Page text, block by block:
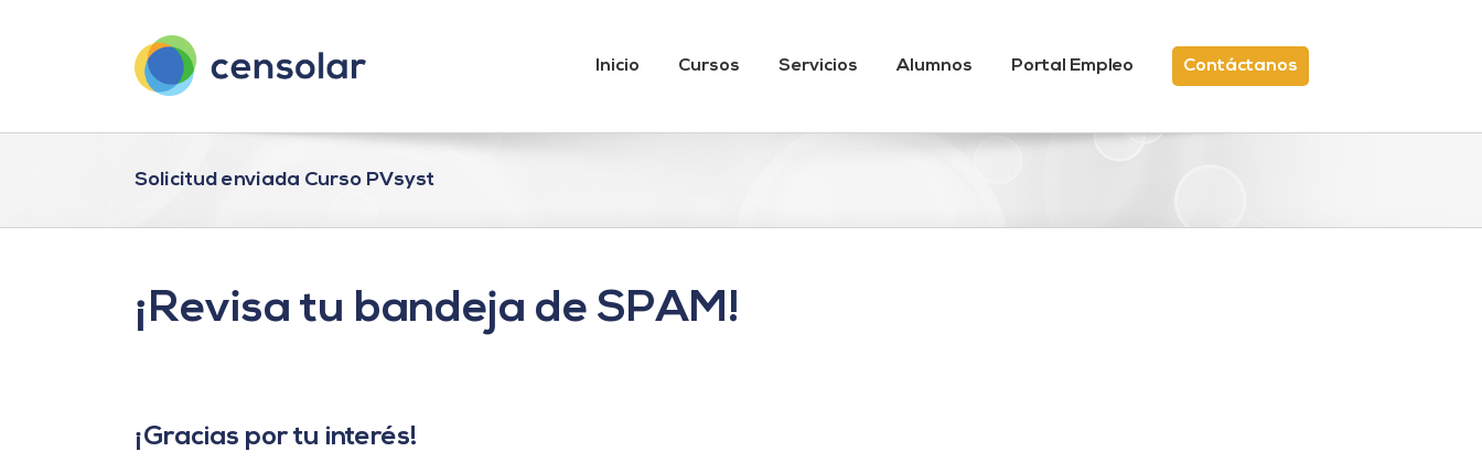
Inicio Cursos Servicios Alumnos Portal Empleo Contáctanos
Solicitud enviada Curso PVsyst
¡Revisa tu bandeja de SPAM!
¡Gracias por tu interés!